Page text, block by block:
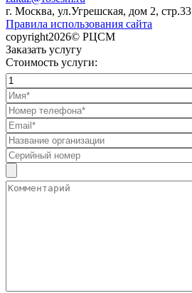
г. Москва, ул.Угрешская, дом 2, стр.33
Правила использования сайта
copyright2026© РЦСМ
Заказать услугу
Стоимость услуги: